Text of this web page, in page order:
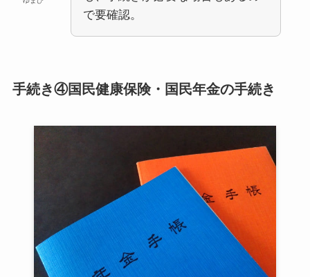
で要確認。
手続き④国民健康保険・国民年金の手続き